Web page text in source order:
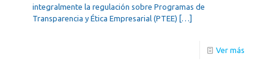
integralmente la regulación sobre Programas de
Transparencia y Ética Empresarial (PTEE) […]
Ver más